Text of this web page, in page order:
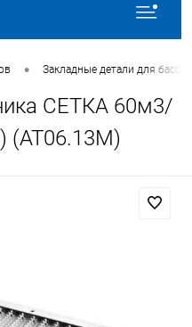
• Закладные детали для
СЕТКА 60м3/
(AT06.13M)